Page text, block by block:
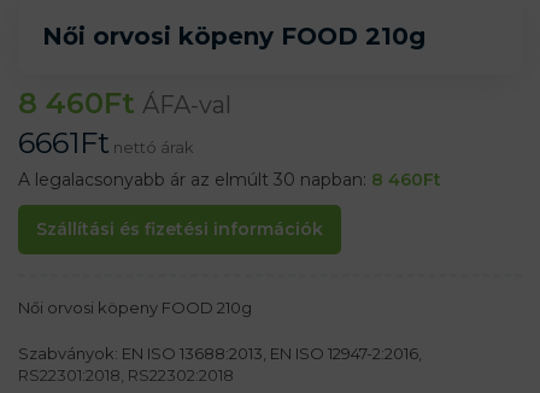
Női orvosi köpeny FOOD 210g
8 460Ft ÁFA-val
6661Ft nettó árak
A legalacsonyabb ár az elmúlt 30 napban: 8 460Ft
Szállítási és fizetési információk
Női orvosi köpeny FOOD 210g
Szabványok: EN ISO 13688:2013, EN ISO 12947-2:2016,
RS22301:2018, RS22302:2018